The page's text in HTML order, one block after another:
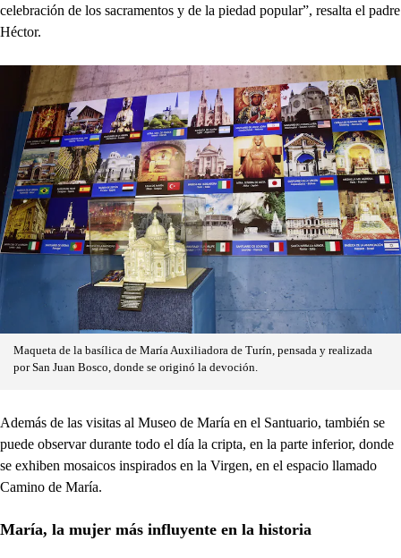
celebración de los sacramentos y de la piedad popular”, resalta el padre
Héctor.
Maqueta de la basílica de María Auxiliadora de Turín, pensada y realizada
por San Juan Bosco, donde se originó la devoción.
Además de las visitas al Museo de María en el Santuario, también se
puede observar durante todo el día la cripta, en la parte inferior, donde
se exhiben mosaicos inspirados en la Virgen, en el espacio llamado
Camino de María.
María, la mujer más influyente en la historia